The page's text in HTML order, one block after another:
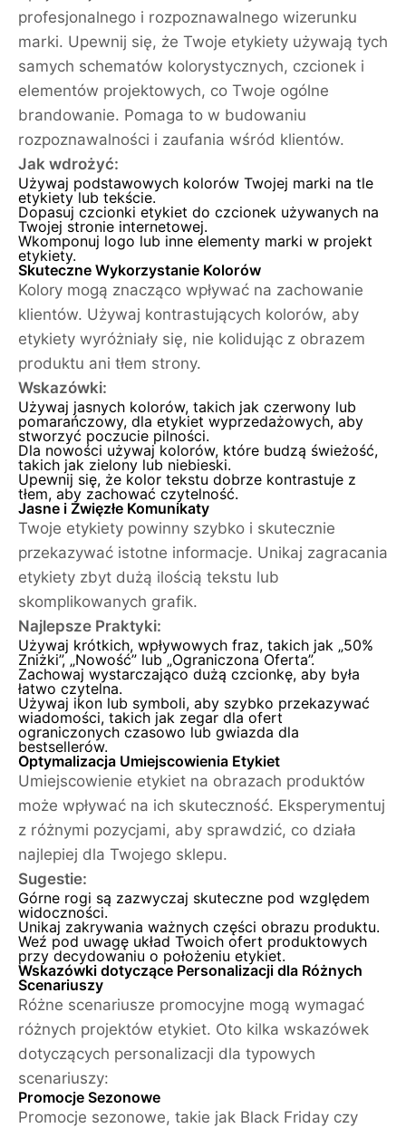
profesjonalnego i rozpoznawalnego wizerunku
marki. Upewnij się, że Twoje etykiety używają tych
samych schematów kolorystycznych, czcionek i
elementów projektowych, co Twoje ogólne
brandowanie. Pomaga to w budowaniu
rozpoznawalności i zaufania wśród klientów.
Jak wdrożyć:
Używaj podstawowych kolorów Twojej marki na tle
etykiety lub tekście.
Dopasuj czcionki etykiet do czcionek używanych na
Twojej stronie internetowej.
Wkomponuj logo lub inne elementy marki w projekt
etykiety.
Skuteczne Wykorzystanie Kolorów
Kolory mogą znacząco wpływać na zachowanie
klientów. Używaj kontrastujących kolorów, aby
etykiety wyróżniały się, nie kolidując z obrazem
produktu ani tłem strony.
Wskazówki:
Używaj jasnych kolorów, takich jak czerwony lub
pomarańczowy, dla etykiet wyprzedażowych, aby
stworzyć poczucie pilności.
Dla nowości używaj kolorów, które budzą świeżość,
takich jak zielony lub niebieski.
Upewnij się, że kolor tekstu dobrze kontrastuje z
tłem, aby zachować czytelność.
Jasne i Zwięzłe Komunikaty
Twoje etykiety powinny szybko i skutecznie
przekazywać istotne informacje. Unikaj zagracania
etykiety zbyt dużą ilością tekstu lub
skomplikowanych grafik.
Najlepsze Praktyki:
Używaj krótkich, wpływowych fraz, takich jak „50%
Zniżki”, „Nowość” lub „Ograniczona Oferta”.
Zachowaj wystarczająco dużą czcionkę, aby była
łatwo czytelna.
Używaj ikon lub symboli, aby szybko przekazywać
wiadomości, takich jak zegar dla ofert
ograniczonych czasowo lub gwiazda dla
bestsellerów.
Optymalizacja Umiejscowienia Etykiet
Umiejscowienie etykiet na obrazach produktów
może wpływać na ich skuteczność. Eksperymentuj
z różnymi pozycjami, aby sprawdzić, co działa
najlepiej dla Twojego sklepu.
Sugestie:
Górne rogi są zazwyczaj skuteczne pod względem
widoczności.
Unikaj zakrywania ważnych części obrazu produktu.
Weź pod uwagę układ Twoich ofert produktowych
przy decydowaniu o położeniu etykiet.
Wskazówki dotyczące Personalizacji dla Różnych
Scenariuszy
Różne scenariusze promocyjne mogą wymagać
różnych projektów etykiet. Oto kilka wskazówek
dotyczących personalizacji dla typowych
scenariuszy:
Promocje Sezonowe
Promocje sezonowe, takie jak Black Friday czy